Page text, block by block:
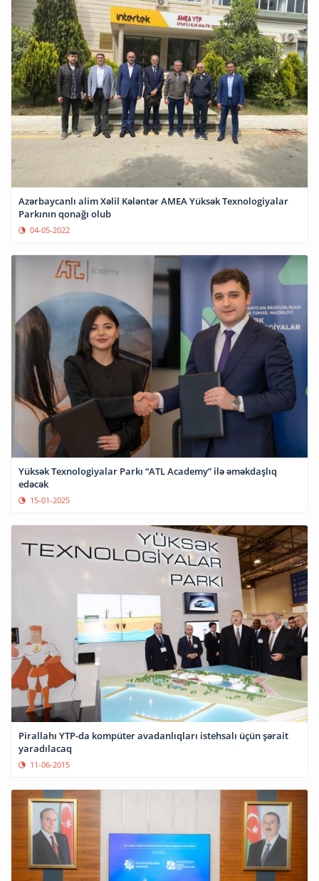
Azərbaycanlı alim Xəlil Kələntər AMEA Yüksək Texnologiyalar
Parkının qonağı olub
04-05-2022
Yüksək Texnologiyalar Parkı “ATL Academy” ilə əməkdaşlıq
edəcək
15-01-2025
Pirallahı YTP-da kompüter avadanlıqları istehsalı üçün şərait
yaradılacaq
11-06-2015